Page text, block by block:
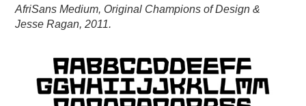
AfriSans Medium, Original Champions of Design &
Jesse Ragan, 2011.